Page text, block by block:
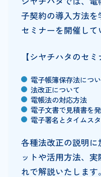
子契約の導入方法
セミナーを開催して
【シヤチハタのセ
電子帳簿保存法につ
法改正について
電帳法の対応方法
電子文書で見積書を
電子署名とタイムス
各種法改正の説明に
ットや活用方法、
れで解説いたします